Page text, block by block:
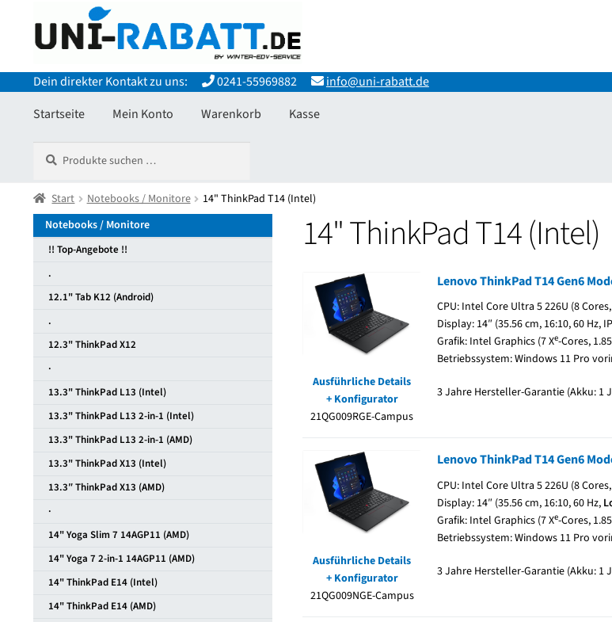
Navigation
springen
Inhalt
springen
Dein direkter Kontakt zu uns:
0241-55969882
info@uni-rabatt.de
Startseite
Mein Konto Warenkorb Kasse
Start Allgemeine Geschäftsbedingungen
Widerrufsbelehrung und Widerrufsfomular Zahlungsarten
nach:
Start Notebooks / Monitore 14" ThinkPad T14 (Intel)
14" ThinkPad T14 (Intel)
Ausführliche Details
+ Konfigurator
21QG009RGE-Campus
Lenovo ThinkPad T14 Gen6
CPU: Intel Core Ultra 5 226U (8 Cores,
Display: 14″ (35.56 cm, 16:10, 60 Hz,
Grafik: Intel Graphics (7 Xe-Cores,
Betriebssystem: Windows 11 Pro
3 Jahre Hersteller-Garantie (Akku: 1
Ausführliche Details
+ Konfigurator
21QG009NGE-Campus
Lenovo ThinkPad T14 Gen6
CPU: Intel Core Ultra 5 226U (8 Cores,
Display: 14″ (35.56 cm, 16:10, 60 Hz,
Grafik: Intel Graphics (7 Xe-Cores,
Betriebssystem: Windows 11 Pro
3 Jahre Hersteller-Garantie (Akku: 1
Notebooks / Monitore
!! Top-Angebote !!
.
12.1" Tab K12 (Android)
.
12.3" ThinkPad X12
·
13.3" ThinkPad L13 (Intel)
13.3" ThinkPad L13 2-in-1 (Intel)
13.3" ThinkPad L13 2-in-1 (AMD)
13.3" ThinkPad X13 (Intel)
13.3″ ThinkPad X13 (AMD)
·
14" Yoga Slim 7 14AGP11 (AMD)
14" Yoga 7 2-in-1 14AGP11 (AMD)
14" ThinkPad E14 (Intel)
14" ThinkPad E14 (AMD)